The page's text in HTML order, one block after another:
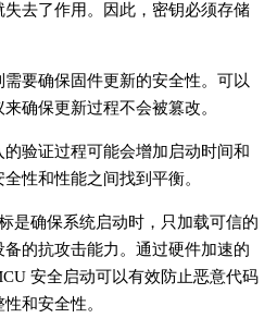
去了作用。因此，密钥必须存储
要确保固件更新的安全性。可以
确保更新过程不会被篡改。
验证过程可能会增加启动时间和
性和性能之间找到平衡。
是确保系统启动时，只加载可信的
备的抗攻击能力。通过硬件加速的
安全启动可以有效防止恶意代码
和安全性。